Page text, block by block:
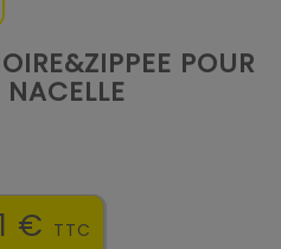
POUR
€ TTC